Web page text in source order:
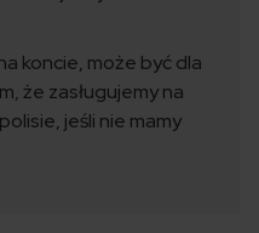
koncie, może być dla
że zasługujemy na
jeśli nie mamy